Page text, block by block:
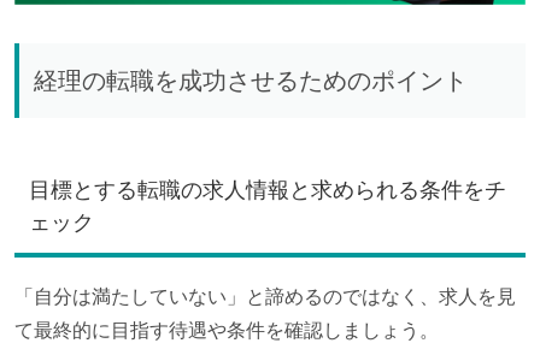
経理の転職を成功させるためのポイント
目標とする転職の求人情報と求められる条件をチ
ェック
「自分は満たしていない」と諦めるのではなく、求人を見
て最終的に目指す待遇や条件を確認しましょう。